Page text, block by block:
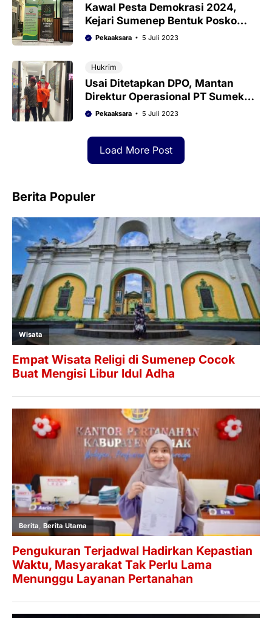
Kawal Pesta Demokrasi 2024,
Kejari Sumenep Bentuk Posko
Pemilu
Pekaaksara 5 Juli 2023
Hukrim
Usai Ditetapkan DPO, Mantan
Direktur Operasional PT Sumekar
Ditahan Kejari Sumenep
Pekaaksara 5 Juli 2023
Load More Post
Berita Populer